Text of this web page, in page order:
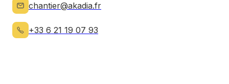
chantier@akadia.fr
+33 6 21 19 07 93